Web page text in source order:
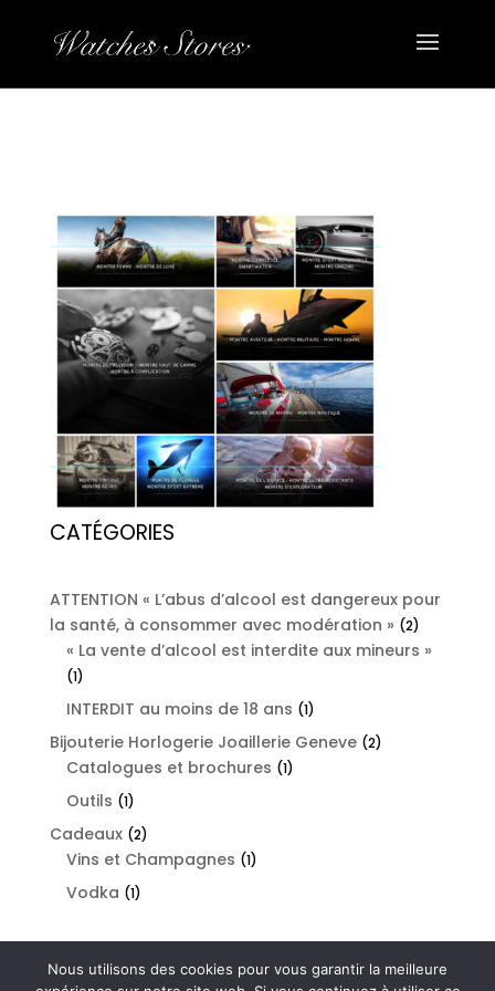
CATÉGORIES
ATTENTION « L’abus d’alcool est dangereux pour
la santé, à consommer avec modération »
22
products
« La vente d’alcool est interdite aux mineurs »
11
product
INTERDIT au moins de 18 ans 11
Bijouterie Horlogerie Joaillerie Geneve 22
Catalogues et brochures 11
Outils 11
product
Cadeaux 22
products
Vins et Champagnes 11
Vodka 11
Nous utilisons des cookies pour vous garantir la meilleure